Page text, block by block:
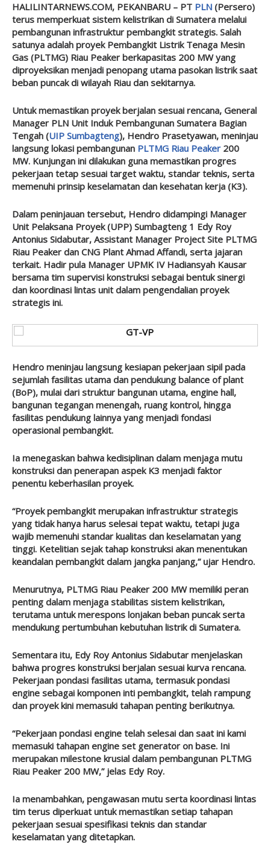
HALILINTARNEWS.COM, PEKANBARU – PT PLN (Persero)
terus memperkuat sistem kelistrikan di Sumatera melalui
pembangunan infrastruktur pembangkit strategis. Salah
satunya adalah proyek Pembangkit Listrik Tenaga Mesin
Gas (PLTMG) Riau Peaker berkapasitas 200 MW yang
diproyeksikan menjadi penopang utama pasokan listrik saat
beban puncak di wilayah Riau dan sekitarnya.
Untuk memastikan proyek berjalan sesuai rencana, General
Manager PLN Unit Induk Pembangunan Sumatera Bagian
Tengah (UIP Sumbagteng), Hendro Prasetyawan, meninjau
langsung lokasi pembangunan PLTMG Riau Peaker 200
MW. Kunjungan ini dilakukan guna memastikan progres
pekerjaan tetap sesuai target waktu, standar teknis, serta
memenuhi prinsip keselamatan dan kesehatan kerja (K3).
Dalam peninjauan tersebut, Hendro didampingi Manager
Unit Pelaksana Proyek (UPP) Sumbagteng 1 Edy Roy
Antonius Sidabutar, Assistant Manager Project Site PLTMG
Riau Peaker dan CNG Plant Ahmad Affandi, serta jajaran
terkait. Hadir pula Manager UPMK IV Hadiansyah Kausar
bersama tim supervisi konstruksi sebagai bentuk sinergi
dan koordinasi lintas unit dalam pengendalian proyek
strategis ini.
Hendro meninjau langsung kesiapan pekerjaan sipil pada
sejumlah fasilitas utama dan pendukung balance of plant
(BoP), mulai dari struktur bangunan utama, engine hall,
bangunan tegangan menengah, ruang kontrol, hingga
fasilitas pendukung lainnya yang menjadi fondasi
operasional pembangkit.
Ia menegaskan bahwa kedisiplinan dalam menjaga mutu
konstruksi dan penerapan aspek K3 menjadi faktor
penentu keberhasilan proyek.
“Proyek pembangkit merupakan infrastruktur strategis
yang tidak hanya harus selesai tepat waktu, tetapi juga
wajib memenuhi standar kualitas dan keselamatan yang
tinggi. Ketelitian sejak tahap konstruksi akan menentukan
keandalan pembangkit dalam jangka panjang,” ujar Hendro.
Menurutnya, PLTMG Riau Peaker 200 MW memiliki peran
penting dalam menjaga stabilitas sistem kelistrikan,
terutama untuk merespons lonjakan beban puncak serta
mendukung pertumbuhan kebutuhan listrik di Sumatera.
Sementara itu, Edy Roy Antonius Sidabutar menjelaskan
bahwa progres konstruksi berjalan sesuai kurva rencana.
Pekerjaan pondasi fasilitas utama, termasuk pondasi
engine sebagai komponen inti pembangkit, telah rampung
dan proyek kini memasuki tahapan penting berikutnya.
“Pekerjaan pondasi engine telah selesai dan saat ini kami
memasuki tahapan engine set generator on base. Ini
merupakan milestone krusial dalam pembangunan PLTMG
Riau Peaker 200 MW,” jelas Edy Roy.
Ia menambahkan, pengawasan mutu serta koordinasi lintas
tim terus diperkuat untuk memastikan setiap tahapan
pekerjaan sesuai spesifikasi teknis dan standar
keselamatan yang ditetapkan.